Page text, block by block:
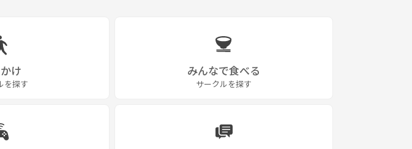
け
を探す
みんなで食べる
サークルを探す